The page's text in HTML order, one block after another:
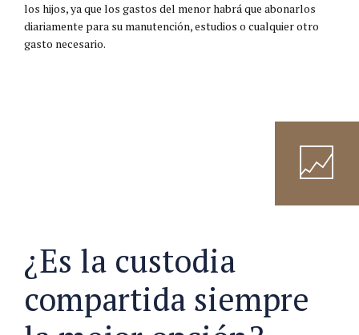
los hijos, ya que los gastos del menor habrá que abonarlos
diariamente para su manutención, estudios o cualquier otro
gasto necesario.
¿Es la custodia
compartida siempre